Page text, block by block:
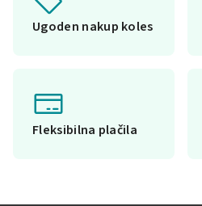
Ugoden nakup koles
Fleksibilna plačila